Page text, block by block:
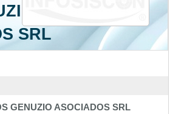
SRL
GENUZIO ASOCIADOS SRL